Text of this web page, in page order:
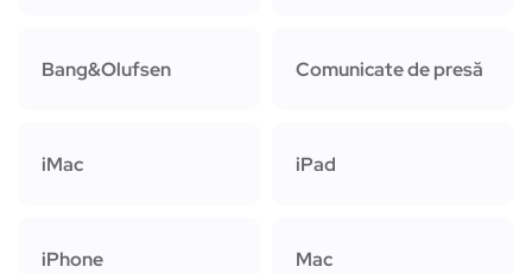
Bang&Olufsen Comunicate de presă
iMac iPad
iPhone Mac